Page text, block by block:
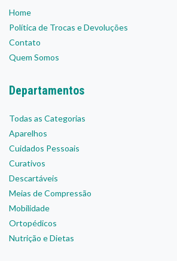
Home
Política de Trocas e Devoluções
Contato
Quem Somos
Departamentos
Todas as Categorias
Aparelhos
Cuidados Pessoais
Curativos
Descartáveis
Meias de Compressão
Mobilidade
Ortopédicos
Nutrição e Dietas